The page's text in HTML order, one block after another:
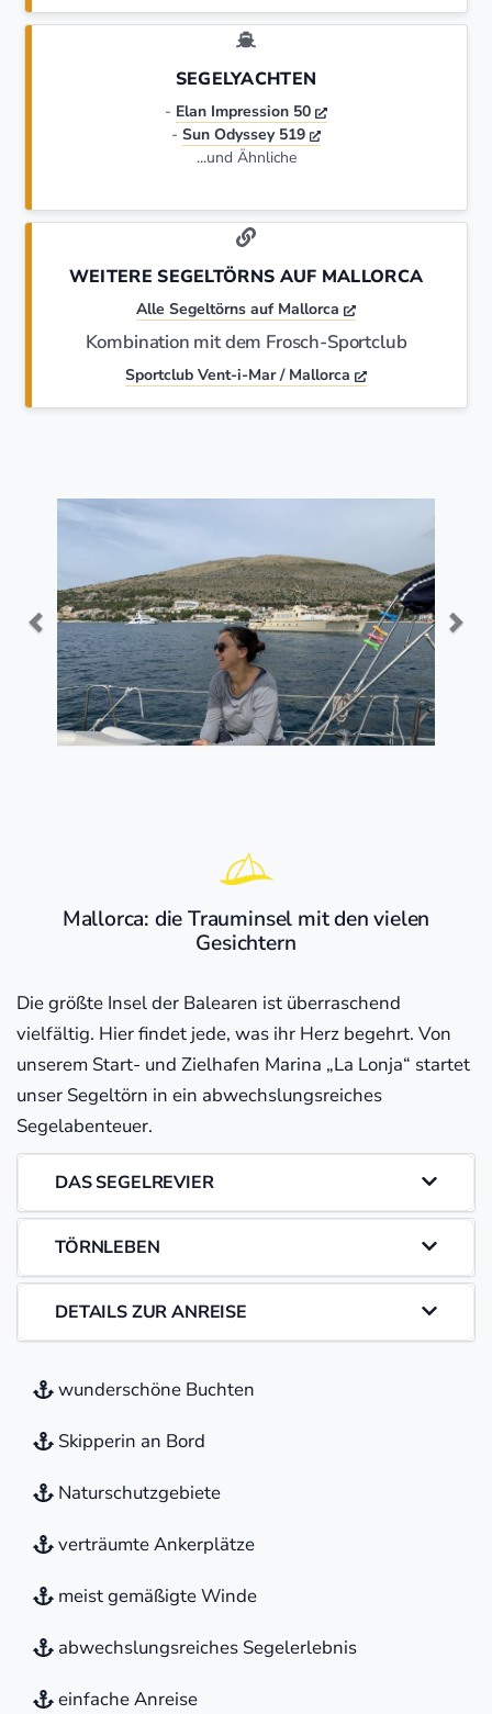
SEGELYACHTEN
- Elan Impression 50
- Sun Odyssey 519
...und Ähnliche
WEITERE SEGELTÖRNS AUF MALLORCA
Alle Segeltörns auf Mallorca
Kombination mit dem Frosch-Sportclub
Sportclub Vent-i-Mar / Mallorca
Mallorca: die Trauminsel mit den vielen
Gesichtern
Die größte Insel der Balearen ist überraschend
vielfältig. Hier findet jede, was ihr Herz begehrt. Von
unserem Start- und Zielhafen Marina „La Lonja“ startet
unser Segeltörn in ein abwechslungsreiches
Segelabenteuer.
DAS SEGELREVIER
TÖRNLEBEN
DETAILS ZUR ANREISE
wunderschöne Buchten
Skipperin an Bord
Naturschutzgebiete
verträumte Ankerplätze
meist gemäßigte Winde
abwechslungsreiches Segelerlebnis
einfache Anreise